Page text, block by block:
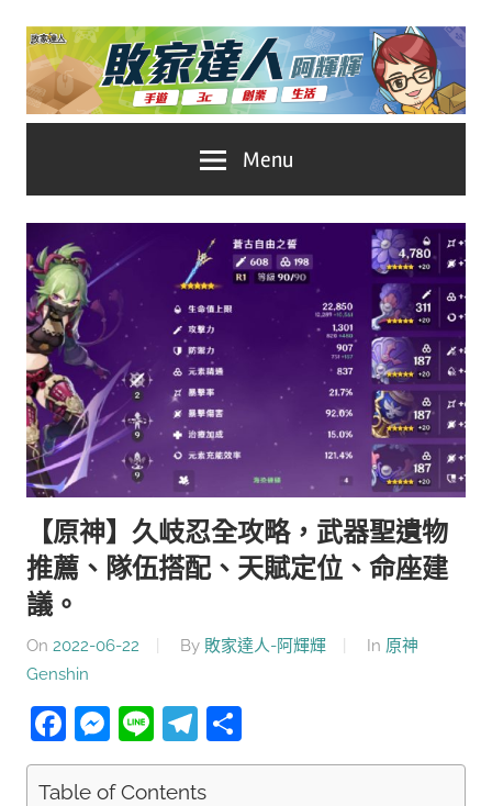
Skip
content
家
達
人
推
薦
No.1
遊
戲
科
技
自
媒
體。
Menu
【原神】久岐忍全攻略，武器聖遺物
推薦、隊伍搭配、天賦定位、命座建
議。
On 2022-06-22 By 敗家達人-阿輝輝 In 原神
Genshin
Facebook
Messenger
LineTelegram
享
Table of Contents